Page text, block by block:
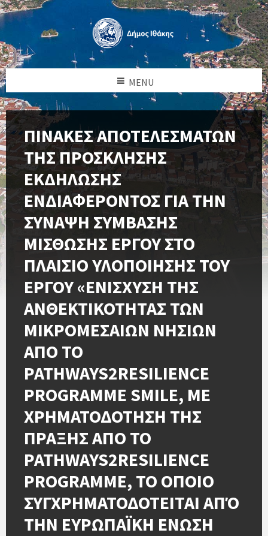
MENU
ΠΙΝΑΚΕΣ ΑΠΟΤΕΛΕΣΜΑΤΩΝ
ΤΗΣ ΠΡΟΣΚΛΗΣΗΣ
ΕΚΔΗΛΩΣΗΣ
ΕΝΔΙΑΦΕΡΟΝΤΟΣ ΓΙΑ ΤΗΝ
ΣΥΝΑΨΗ ΣΥΜΒΑΣΗΣ
ΜΙΣΘΩΣΗΣ ΕΡΓΟΥ ΣΤΟ
ΠΛΑΙΣΙΟ ΥΛΟΠΟΙΗΣΗΣ ΤΟΥ
ΕΡΓΟΥ «ΕΝΙΣΧΥΣΗ ΤΗΣ
ΑΝΘΕΚΤΙΚΟΤΗΤΑΣ ΤΩΝ
ΜΙΚΡΟΜΕΣΑΙΩΝ ΝΗΣΙΩΝ
ΑΠΟ ΤΟ
PATHWAYS2RESILIENCE
PROGRAMME SMILE, ΜΕ
ΧΡΗΜΑΤΟΔΟΤΗΣΗ ΤΗΣ
ΠΡΑΞΗΣ ΑΠΟ ΤΟ
PATHWAYS2RESILIENCE
PROGRAMME, ΤΟ ΟΠΟΙΟ
ΣΥΓΧΡΗΜΑΤΟΔΟΤΕΙΤΑΙ ΑΠΌ
ΤΗΝ ΕΥΡΩΠΑΪΚΗ ΕΝΩΣΗ